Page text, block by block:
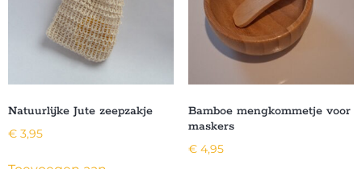
Natuurlijke Jute zeepzakje
€ 3,95
Bamboe mengkommetje voor
maskers
€4,95